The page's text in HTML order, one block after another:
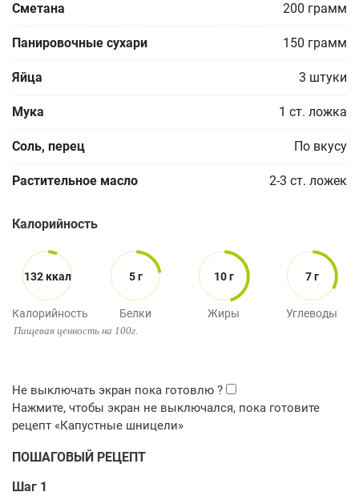
Сметана 200 грамм
Панировочные сухари 150 грамм
Яйца 3 штуки
Мука 1 ст. ложка
Соль, перец По вкусу
Растительное масло 2-3 ст. ложек
Калорийность
132 ккал
Калорийность
5 г
Белки
10 г
Жиры
7 г
Углеводы
Пищевая ценность на 100г.
ПОШАГОВЫЙ РЕЦЕПТ
Шаг 1